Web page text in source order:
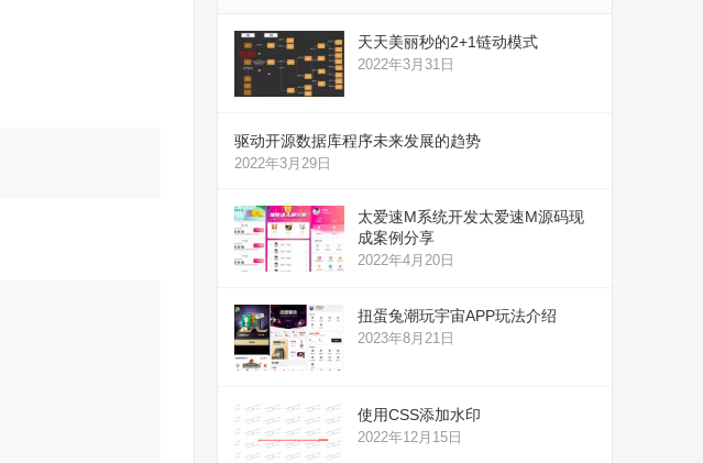
天天美丽秒的2+1链动模式
2022年3月31日
驱动开源数据库程序未来发展的趋势
2022年3月29日
太爱速M系统开发太爱速M源码现
成案例分享
2022年4月20日
扭蛋兔潮玩宇宙APP玩法介绍
2023年8月21日
使用CSS添加水印
2022年12月15日